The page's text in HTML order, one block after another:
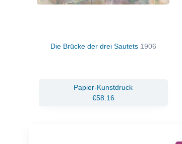
Die Brücke der drei Sautets 1906
Papier-Kunstdruck
€58.16